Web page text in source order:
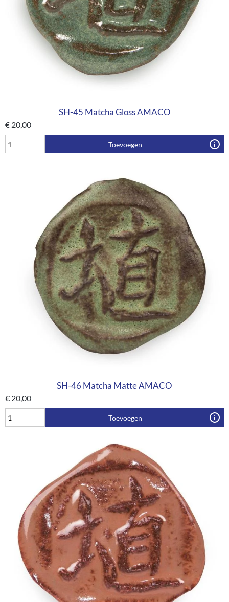
SH-45 Matcha Gloss AMACO
€ 20,00
Toevoegen
SH-46 Matcha Matte AMACO
€ 20,00
Toevoegen